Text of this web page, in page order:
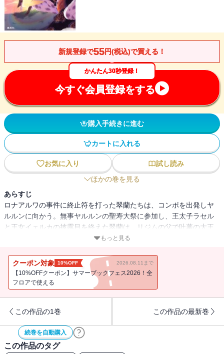
新規登録で55円(税込)で買える！
かんたん30秒登録！
今すぐ会員登録をする
購入手続きに進む
カートに入れる
お気に入り
試し読み
ほかの巻を見る
あらすじ
ロナアルワの事件に終止符を打った翠蘭たちは、コンポを出発しヤ
ルルンに向かう。無事ヤルルンの聖寿大祭に参加し、王太子ラセル
と王女イェルカの披露目を終えた翠蘭は、リジムの父で吐蕃の大王
であるソンツェン・ガムポと王国のこれからと王位について話し合
い約束、永遠に繋がるこの大地。消えない想いを胸に翠蘭は前進す
もっと見る
クーポン対象 10%OFF 2026.08.11まで
【10%OFFクーポン】サマーブックフェス2026！全
フロアで使える
この作品の1巻 この作品の最新巻
続巻を自動購入
この作品のタグ